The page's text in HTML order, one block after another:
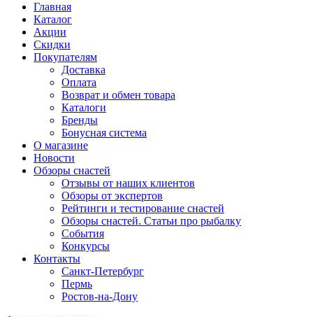
Главная
Каталог
Акции
Скидки
Покупателям
Доставка
Оплата
Возврат и обмен товара
Каталоги
Бренды
Бонусная система
О магазине
Новости
Обзоры снастей
Отзывы от наших клиентов
Обзоры от экспертов
Рейтинги и тестирование снастей
Обзоры снастей. Статьи про рыбалку
События
Конкурсы
Контакты
Санкт-Петербург
Пермь
Ростов-на-Дону